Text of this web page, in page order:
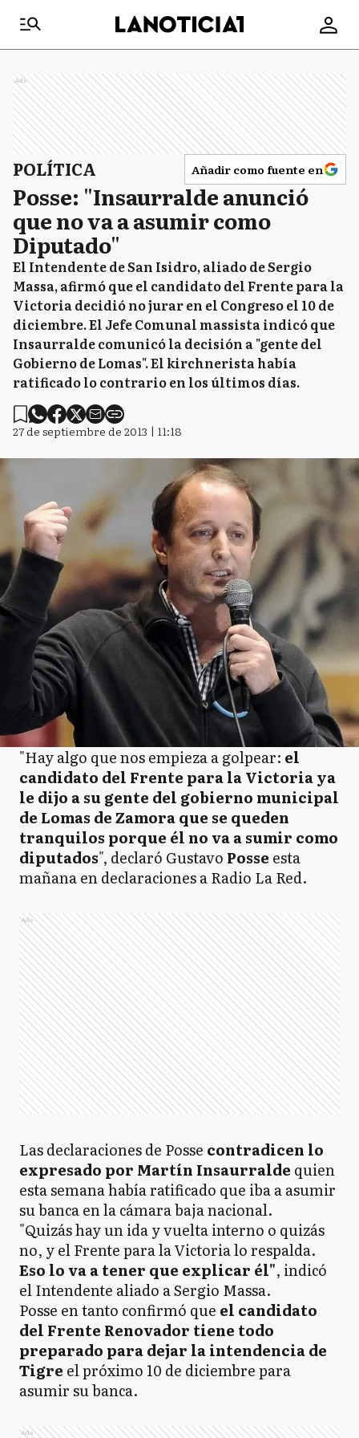
Ads
POLÍTICA Añadir como fuente en
Posse: "Insaurralde anunció
que no va a asumir como
Diputado"
El Intendente de San Isidro, aliado de Sergio
Massa, afirmó que el candidato del Frente para la
Victoria decidió no jurar en el Congreso el 10 de
diciembre. El Jefe Comunal massista indicó que
Insaurralde comunicó la decisión a "gente del
Gobierno de Lomas". El kirchnerista había
ratificado lo contrario en los últimos días.
27 de septiembre de 2013 | 11:18
"Hay algo que nos empieza a golpear: el
candidato del Frente para la Victoria ya
le dijo a su gente del gobierno municipal
de Lomas de Zamora que se queden
tranquilos porque él no va a sumir como
diputados", declaró Gustavo Posse esta
mañana en declaraciones a Radio La Red.
Ads
Las declaraciones de Posse contradicen lo
expresado por Martín Insaurralde quien
esta semana había ratificado que iba a asumir
su banca en la cámara baja nacional.
"Quizás hay un ida y vuelta interno o quizás
no, y el Frente para la Victoria lo respalda.
Eso lo va a tener que explicar él", indicó
el Intendente aliado a Sergio Massa.
Posse en tanto confirmó que el candidato
del Frente Renovador tiene todo
preparado para dejar la intendencia de
Tigre el próximo 10 de diciembre para
asumir su banca.
Ads